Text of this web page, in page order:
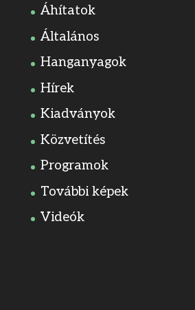
Áhítatok
Általános
Hanganyagok
Hírek
Kiadványok
Közvetítés
Programok
További képek
Videók